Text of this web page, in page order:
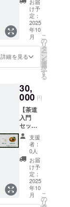
月開催
される
カフェ
での茶
会に参
だけま
す。具
ついて
は、支
援者さ
まと
メール
でご相
談の上
決定さ
せてい
ただき
ます。
※3 ・掲
載期
間：映
像が存
以下の
リンク
(YouTub
e)に掲
載して
いま
す。お
示され
るかの
して、
ご覧く
ださ
い。
https://
www.yo
utube.c
om/wat
ch?
v=jkTG
uhRAp
pY ・注
れてい
るた
め、サ
イズは
それぞ
れわず
かに異
上から
も羽織
れる、
ゆった
りとし
たサイ
ズ感と
なって
おりま
す。色
や柄は
届くま
でのお
楽しみ
です。
クター
が淹れ
る、大
井川流
域の日
本茶2種
（金
谷・川
根）の
べ＆緑
茶体験
（緑茶
B.I.Y.ス
タンド
＋緑茶
ツアー
ズ）※1
・作法
動画※2
・エン
ドロー
ルクレ
ジット
け予
定：
2025
年10
月
詳細を見る
こ
の
リ
タ
ー
ン
を
選
択
す
る
30,
000 円
【茶道
入門
セッ
ト】 ・
茶道入
門対面
講座 60
（1day
／都内
近郊の
茶室／
有効期
支援
者：
0人
お届
け予
定：
2025
年10
月
こ
の
リ